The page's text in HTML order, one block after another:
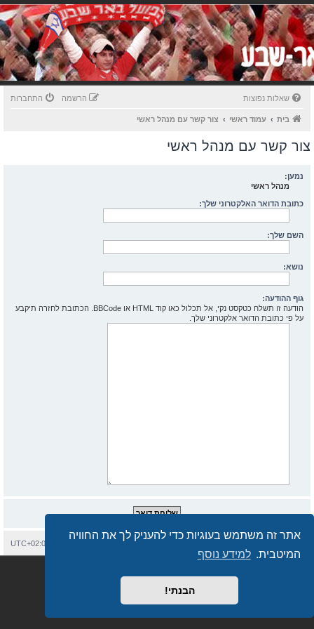
אתר זה משתמש בעוגיות כדי להעניק לך את החוויה
המיטבית. למידע נוסף
הבנתי!
שאלות נפוצות התחברות הרשמה
בית עמוד ראשי צור קשר עם מנהל ראשי
צור קשר עם מנהל ראשי
נמען:
מנהל ראשי
כתובת הדואר האלקטרוני שלך:
השם שלך:
נושא:
גוף ההודעה:
הודעה זו תשלח כטקסט נקי, אל תכלול כאו קוד HTML או BBCode. הכתובת לחזרה תיקבע
על פי כתובת הדואר אלקטרוני שלך.
UTC+02:00 מחיקת עוגיות
Revolution style by
מבוסס עלphpBB.co.il - פורומים בעברית . © 2017 - phpBB.co.il.